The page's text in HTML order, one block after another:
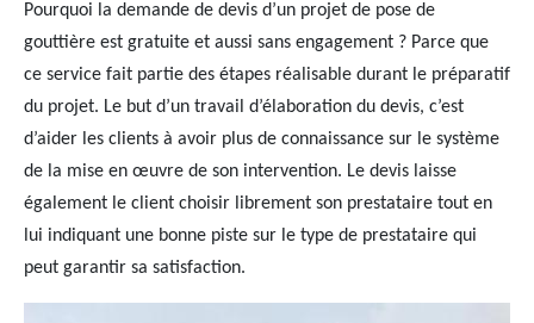
Pourquoi la demande de devis d’un projet de pose de
gouttière est gratuite et aussi sans engagement ? Parce que
ce service fait partie des étapes réalisable durant le préparatif
du projet. Le but d’un travail d’élaboration du devis, c’est
d’aider les clients à avoir plus de connaissance sur le système
de la mise en œuvre de son intervention. Le devis laisse
également le client choisir librement son prestataire tout en
lui indiquant une bonne piste sur le type de prestataire qui
peut garantir sa satisfaction.